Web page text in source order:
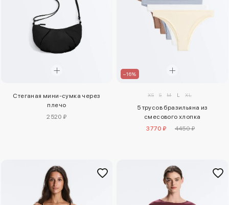
Стеганая мини-сумка через
плечо
2520 ₽
–16%
XS S M L XL
5 трусов бразильяна из
смесового хлопка
3770 ₽
4450 ₽